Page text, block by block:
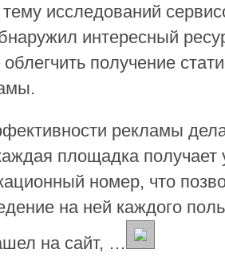
исследований
интересный
облегчить получение
рекламы
площадка получает
номер, что
на ней каждого
на сайт, …